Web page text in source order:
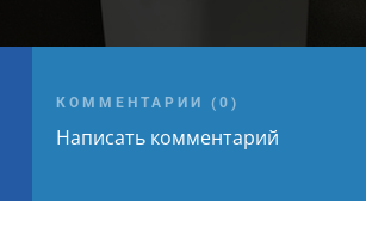
КОММЕНТАРИИ (0)
Написать комментарий